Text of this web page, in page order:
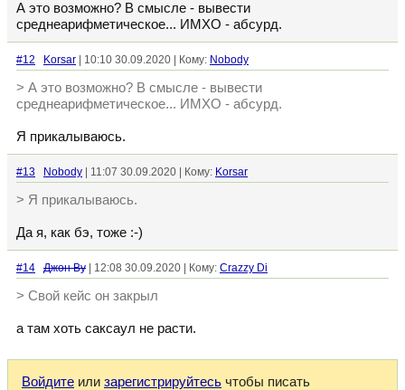
А это возможно? В смысле - вывести
среднеарифметическое... ИМХО - абсурд.
#12 Korsar | 10:10 30.09.2020 | Кому: Nobody
> А это возможно? В смысле - вывести
среднеарифметическое... ИМХО - абсурд.
Я прикалываюсь.
#13 Nobody | 11:07 30.09.2020 | Кому: Korsar
> Я прикалываюсь.
Да я, как бэ, тоже :-)
#14 Джон Ву | 12:08 30.09.2020 | Кому: Crazzy Di
> Свой кейс он закрыл
а там хоть саксаул не расти.
Войдите или зарегистрируйтесь чтобы писать